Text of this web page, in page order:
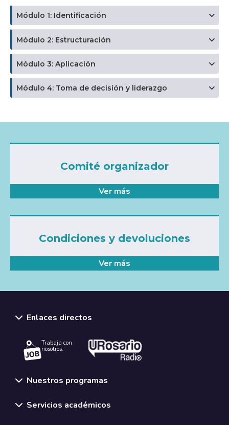
Módulo 1: Identificación
Módulo 2: Estructuración
Módulo 3: Aplicación
Módulo 4: Toma de decisión y liderazgo
Comité organizador
Ver más
Condiciones y devoluciones
Ver más
Enlaces directos
Trabaja con
nosotros.
Nuestros programas
Servicios académicos